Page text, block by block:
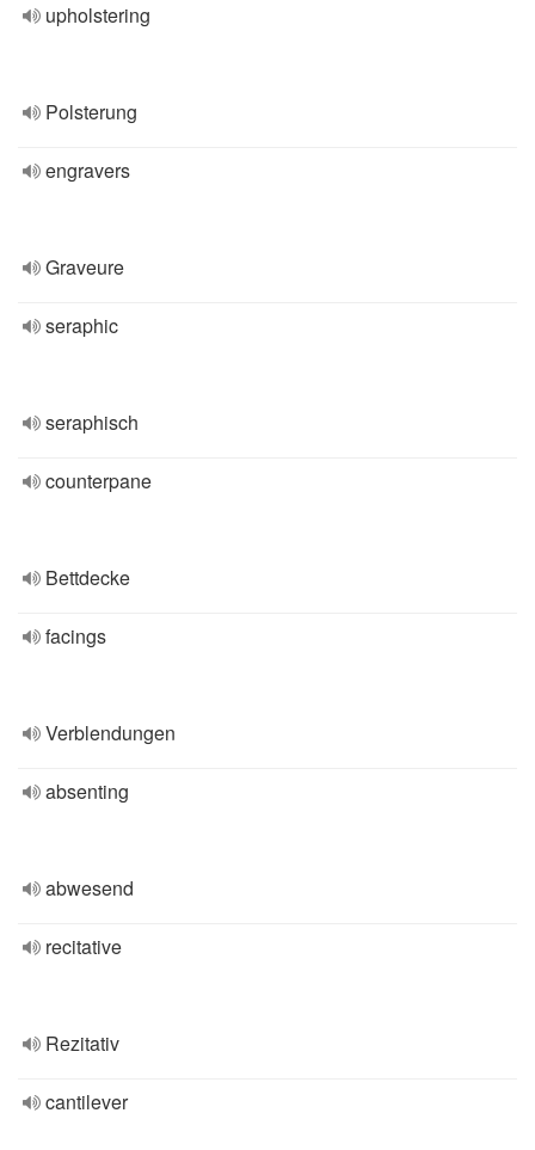
upholstering
Polsterung
engravers
Graveure
seraphic
seraphisch
counterpane
Bettdecke
facings
Verblendungen
absenting
abwesend
recitative
Rezitativ
cantilever